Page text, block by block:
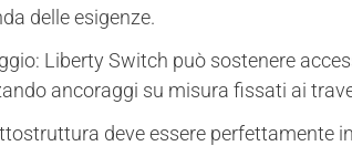
delle esigenze.
Liberty Switch può sostenere
ancoraggi su misura fissati ai
deve essere perfettamente